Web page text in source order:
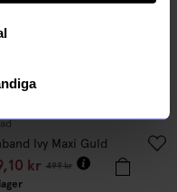
Ivy Maxi Guld
kr 499kr
I lager